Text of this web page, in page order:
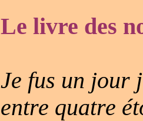
Le livre des
Je fus un jour
entre quatre